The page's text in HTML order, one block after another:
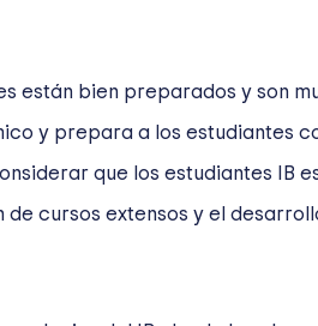
están bien preparados y son
y prepara a los estudiantes
que los estudiantes
cursos extensos y el